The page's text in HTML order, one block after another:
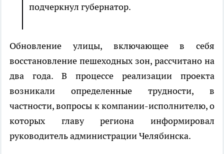
подчеркнул губернатор.
Обновление улицы, включающее в себя
восстановление пешеходных зон, рассчитано на
два года. В процессе реализации проекта
возникали определенные трудности, в
частности, вопросы к компании-исполнителю, о
которых главу региона информировал
руководитель администрации Челябинска.